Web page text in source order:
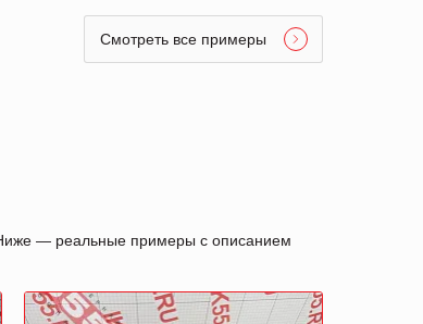
Смотреть все примеры
— реальные примеры с описанием